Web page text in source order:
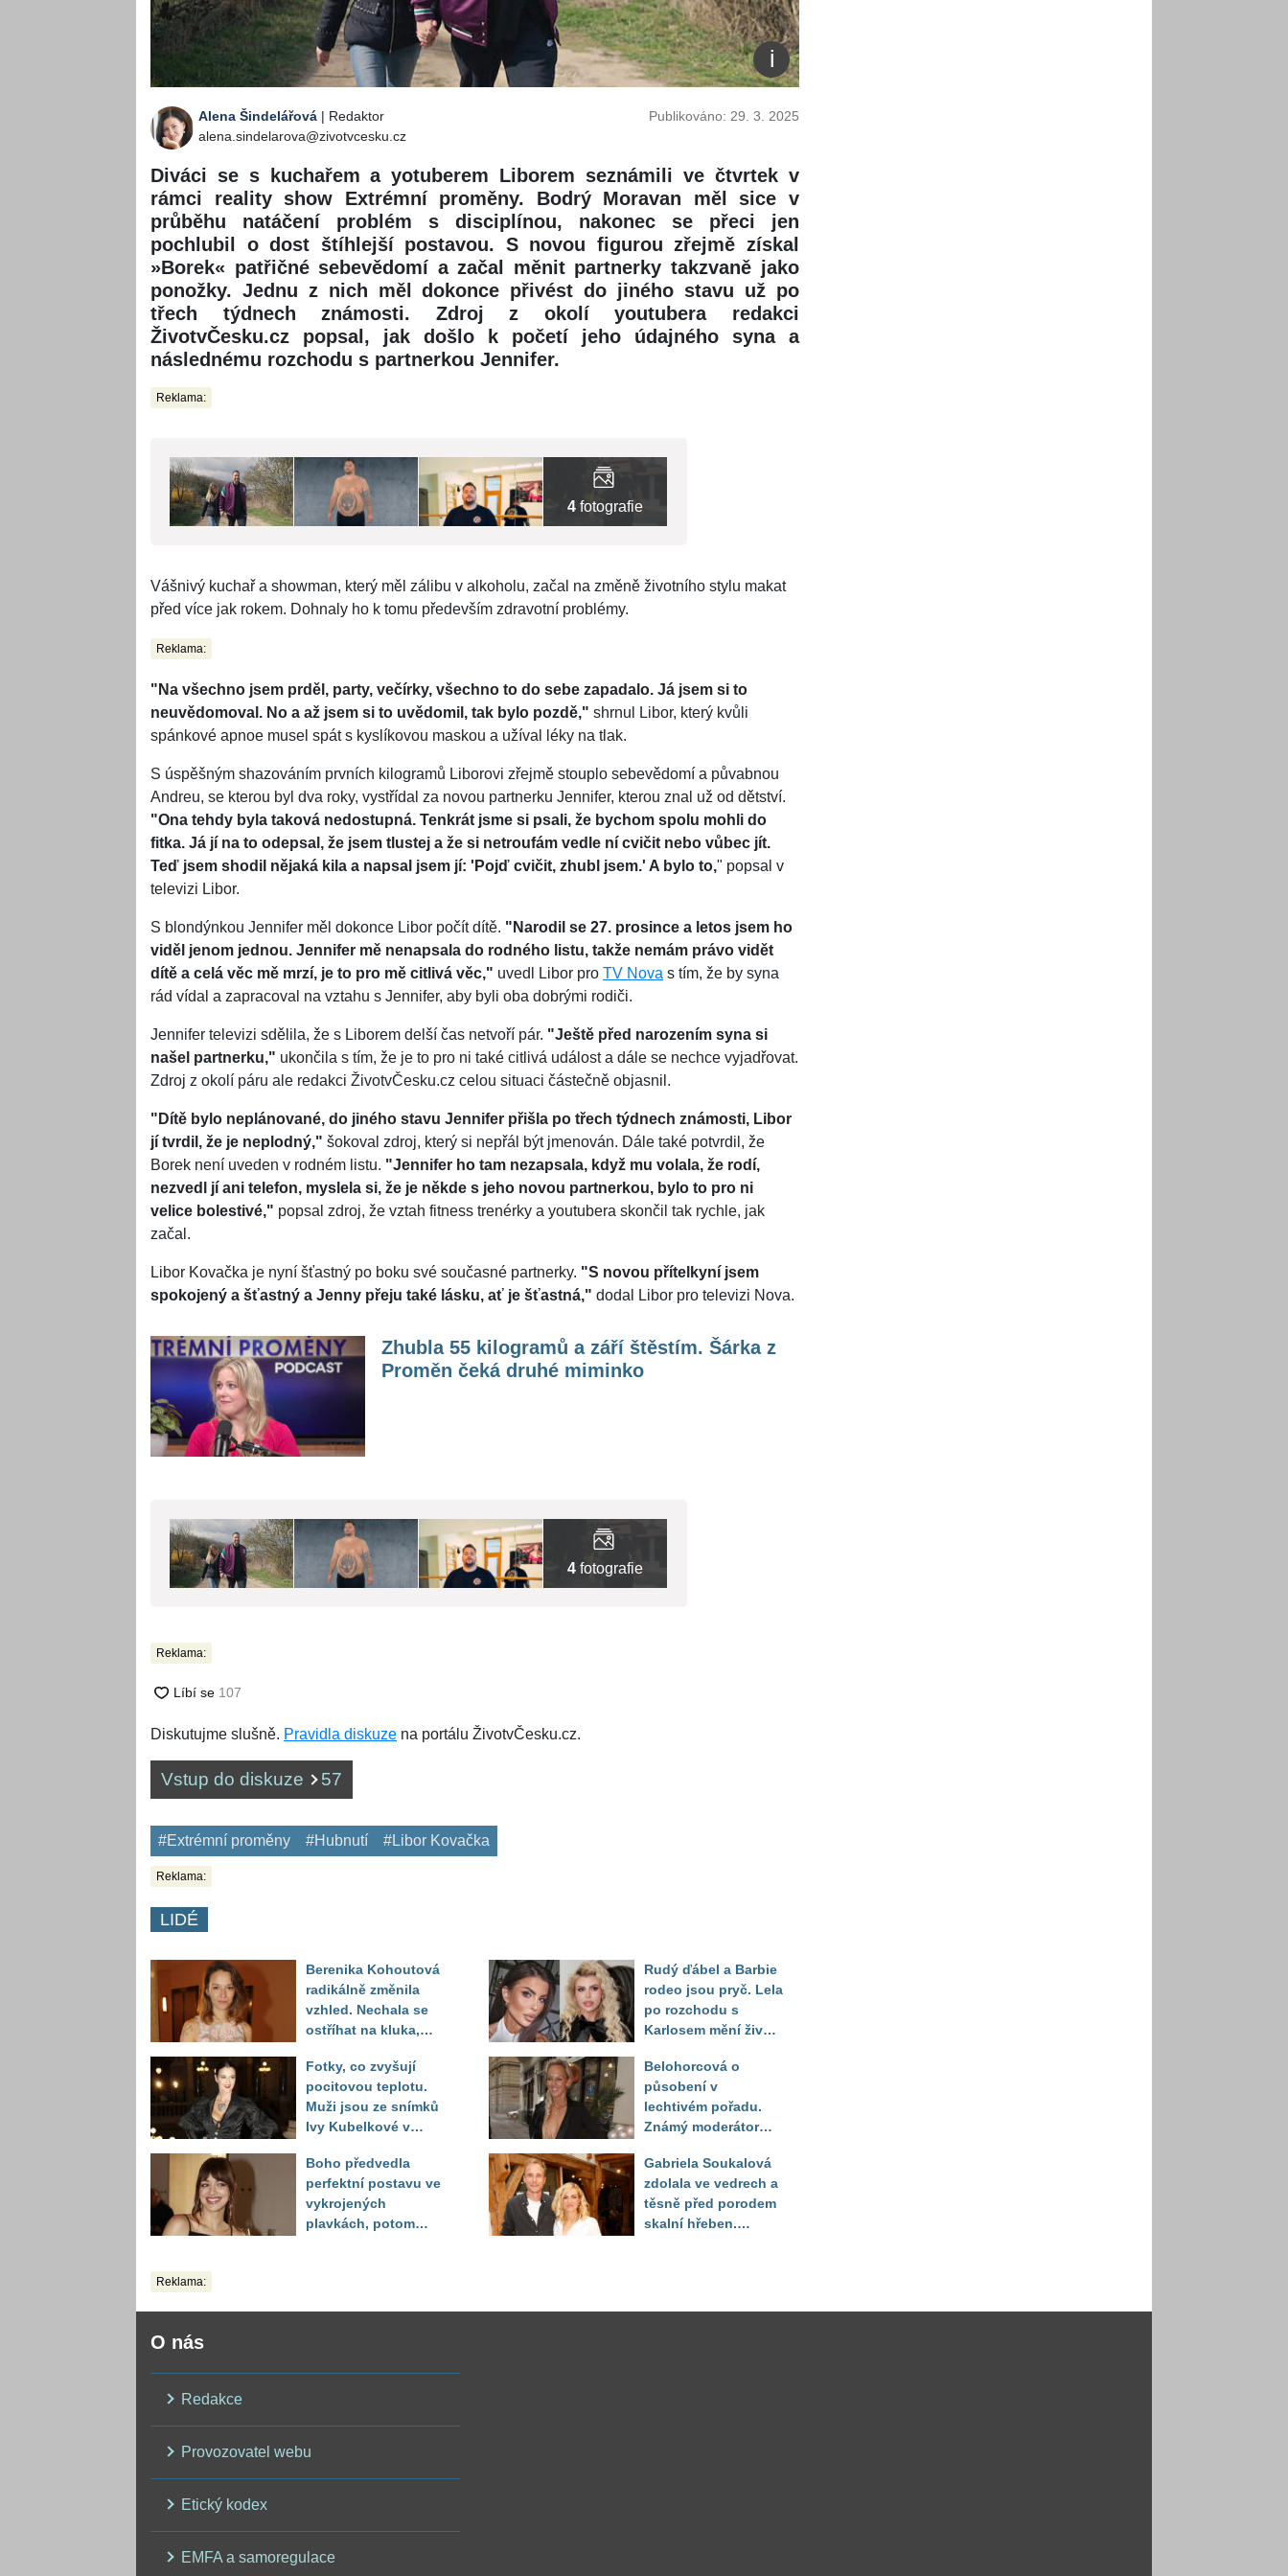
Alena Šindelářová | Redaktor
alena.sindelarova@zivotvcesku.cz
Publikováno: 29. 3. 2025
Diváci se s kuchařem a yotuberem Liborem seznámili ve čtvrtek v
rámci reality show Extrémní proměny. Bodrý Moravan měl sice v
průběhu natáčení problém s disciplínou, nakonec se přeci jen
pochlubil o dost štíhlejší postavou. S novou figurou zřejmě získal
»Borek« patřičné sebevědomí a začal měnit partnerky takzvaně jako
ponožky. Jednu z nich měl dokonce přivést do jiného stavu už po
třech týdnech známosti. Zdroj z okolí youtubera redakci
ŽivotvČesku.cz popsal, jak došlo k početí jeho údajného syna a
následnému rozchodu s partnerkou Jennifer.
Reklama:
4 fotografie
Vášnivý kuchař a showman, který měl zálibu v alkoholu, začal na změně životního stylu makat
před více jak rokem. Dohnaly ho k tomu především zdravotní problémy.
Reklama:
"Na všechno jsem prděl, party, večírky, všechno to do sebe zapadalo. Já jsem si to
neuvědomoval. No a až jsem si to uvědomil, tak bylo pozdě," shrnul Libor, který kvůli
spánkové apnoe musel spát s kyslíkovou maskou a užíval léky na tlak.
S úspěšným shazováním prvních kilogramů Liborovi zřejmě stouplo sebevědomí a půvabnou
Andreu, se kterou byl dva roky, vystřídal za novou partnerku Jennifer, kterou znal už od dětství.
"Ona tehdy byla taková nedostupná. Tenkrát jsme si psali, že bychom spolu mohli do
fitka. Já jí na to odepsal, že jsem tlustej a že si netroufám vedle ní cvičit nebo vůbec jít.
Teď jsem shodil nějaká kila a napsal jsem jí: 'Pojď cvičit, zhubl jsem.' A bylo to," popsal v
televizi Libor.
S blondýnkou Jennifer měl dokonce Libor počít dítě. "Narodil se 27. prosince a letos jsem ho
viděl jenom jednou. Jennifer mě nenapsala do rodného listu, takže nemám právo vidět
dítě a celá věc mě mrzí, je to pro mě citlivá věc," uvedl Libor pro TV Nova s tím, že by syna
rád vídal a zapracoval na vztahu s Jennifer, aby byli oba dobrými rodiči.
Jennifer televizi sdělila, že s Liborem delší čas netvoří pár. "Ještě před narozením syna si
našel partnerku," ukončila s tím, že je to pro ni také citlivá událost a dále se nechce vyjadřovat.
Zdroj z okolí páru ale redakci ŽivotvČesku.cz celou situaci částečně objasnil.
"Dítě bylo neplánované, do jiného stavu Jennifer přišla po třech týdnech známosti, Libor
jí tvrdil, že je neplodný," šokoval zdroj, který si nepřál být jmenován. Dále také potvrdil, že
Borek není uveden v rodném listu. "Jennifer ho tam nezapsala, když mu volala, že rodí,
nezvedl jí ani telefon, myslela si, že je někde s jeho novou partnerkou, bylo to pro ni
velice bolestivé," popsal zdroj, že vztah fitness trenérky a youtubera skončil tak rychle, jak
začal.
Libor Kovačka je nyní šťastný po boku své současné partnerky. "S novou přítelkyní jsem
spokojený a šťastný a Jenny přeju také lásku, ať je šťastná," dodal Libor pro televizi Nova.
Zhubla 55 kilogramů a září štěstím. Šárka z
Proměn čeká druhé miminko
4 fotografie
Reklama:
Diskutujme slušně. Pravidla diskuze na portálu ŽivotvČesku.cz.
Vstup do diskuze 57
#Extrémní proměny #Hubnutí #Libor Kovačka
Reklama:
LIDÉ
Berenika Kohoutová
radikálně změnila
vzhled. Nechala se
ostříhat na kluka,
překvapily
Fotky, co zvyšují
pocitovou teplotu.
Muži jsou ze snímků
Ivy Kubelkové v
Boho předvedla
perfektní postavu ve
vykrojených
plavkách, potom
Rudý ďábel a Barbie
rodeo jsou pryč. Lela
po rozchodu s
Karlosem mění život i
Sandeva
Belohorcová o
působení v
lechtivém pořadu.
Známý moderátor
sledoval pod dekou
Gabriela Soukalová
zdolala ve vedrech a
těsně před porodem
skalní hřeben.
Reklama:
O nás
Redakce
Provozovatel webu
Etický kodex
EMFA a samoregulace